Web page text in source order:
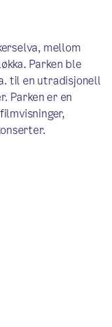
mellom
Parken ble
til en utradisjonell
Parken er en